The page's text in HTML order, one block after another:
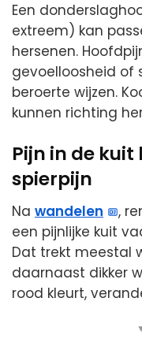
Een
extreem) kan
hersenen.
gevoelloosheid of
beroerte wijzen.
kunnen richting
Pijn in de
spierpijn
Na wandelen
,
een pijnlijke kuit
Dat trekt meestal
daarnaast dikker
rood kleurt,